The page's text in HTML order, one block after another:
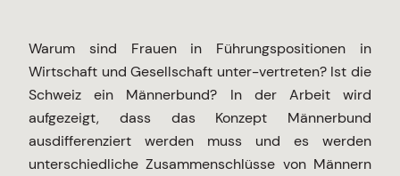
Warum sind Frauen in Führungspositionen in
Wirtschaft und Gesellschaft unter-vertreten? Ist die
Schweiz ein Männerbund? In der Arbeit wird
aufgezeigt, dass das Konzept Männerbund
ausdifferenziert werden muss und es werden
unterschiedliche Zusammenschlüsse von Männern